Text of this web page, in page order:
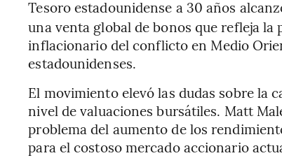
Tesoro estadounidense a 30 años
una venta global de bonos que refleja
inflacionario del conflicto en Medio
estadounidenses.
El movimiento elevó las dudas sobre la
nivel de valuaciones bursátiles. Matt
problema del aumento de los
para el costoso mercado accionario